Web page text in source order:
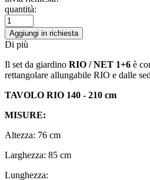
quantità:
Aggiungi in richiesta
Di più
Il set da giardino RIO / NET 1+6 è
rettangolare allungabile RIO e dalle
TAVOLO RIO 140 - 210 cm
MISURE:
Altezza: 76 cm
Larghezza: 85 cm
Lunghezza: